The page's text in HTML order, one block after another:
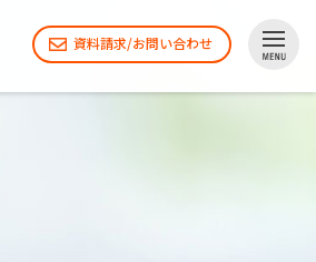
資料請求/お問い合わせ